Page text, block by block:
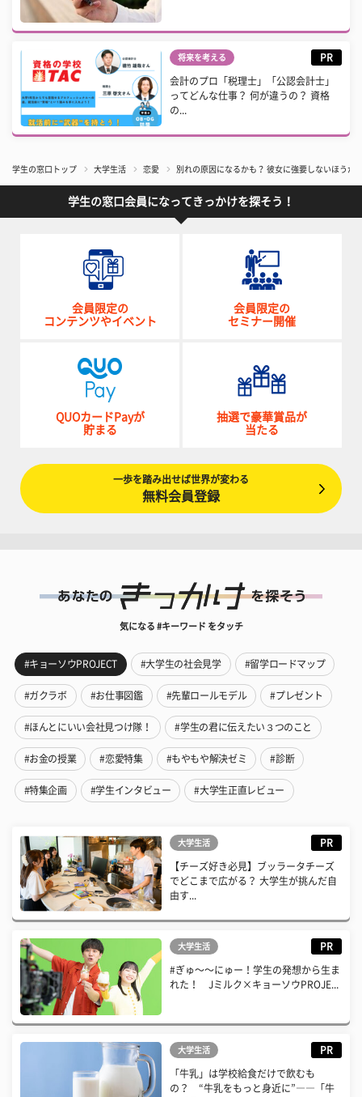
将来を考える PR
会計のプロ「税理士」「公認会計士」
ってどんな仕事？ 何が違うの？ 資格
の...
学生の窓口トップ 大学生活 恋愛 別れの原因になるかも？ 彼女に強要しないほうが
学生の窓口会員になってきっかけを探そう！
会員限定の
コンテンツやイベント
会員限定の
セミナー開催
QUOカードPayが
貯まる
抽選で豪華賞品が
当たる
一歩を踏み出せば世界が変わる
無料会員登録
気になる #キーワード をタッチ
#キョーソウPROJECT #大学生の社会見学 #留学ロードマップ
#ガクラボ #お仕事図鑑 #先輩ロールモデル #プレゼント
#ほんとにいい会社見つけ隊！ #学生の君に伝えたい３つのこと
#お金の授業 #恋愛特集 #もやもや解決ゼミ #診断
#特集企画 #学生インタビュー #大学生正直レビュー
大学生活 PR
【チーズ好き必見】ブッラータチーズ
でどこまで広がる？ 大学生が挑んだ自
由す...
大学生活 PR
#ぎゅ〜〜にゅー！学生の発想から生ま
れた！ Jミルク×キョーソウPROJE...
大学生活 PR
「牛乳」は学校給食だけで飲むも
の？ “牛乳をもっと身近に”――「牛